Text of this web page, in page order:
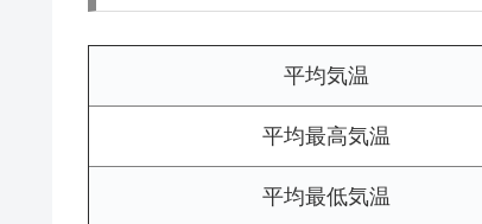
平均気温
平均最高気温
平均最低気温